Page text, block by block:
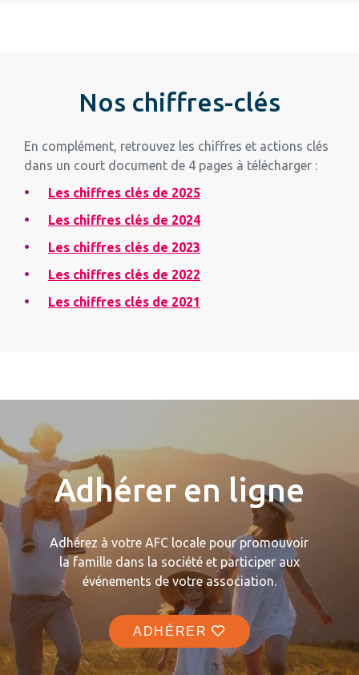
Nos chiffres-clés
En complément, retrouvez les chiffres et actions clés
dans un court document de 4 pages à télécharger :
Les chiffres clés de 2025
Les chiffres clés de 2024
Les chiffres clés de 2023
Les chiffres clés de 2022
Les chiffres clés de 2021
Adhérer en ligne
Adhérez à votre AFC locale pour promouvoir
la famille dans la société et participer aux
événements de votre association.
ADHÉRER